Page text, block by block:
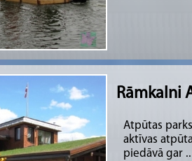
Rāmkalni
Atpūtas
aktīvas
piedāvā gar